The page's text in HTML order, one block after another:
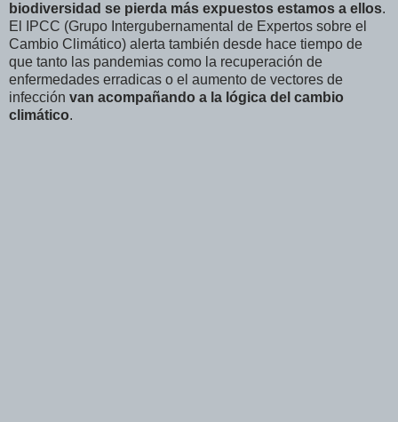
biodiversidad se pierda más expuestos estamos a ellos.
El IPCC (Grupo Intergubernamental de Expertos sobre el
Cambio Climático) alerta también desde hace tiempo de
que tanto las pandemias como la recuperación de
enfermedades erradicas o el aumento de vectores de
infección van acompañando a la lógica del cambio
climático.